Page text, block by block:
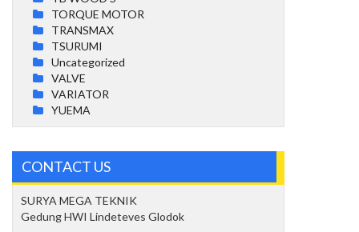
TORQUE MOTOR
TRANSMAX
TSURUMI
Uncategorized
VALVE
VARIATOR
YUEMA
CONTACT US
SURYA MEGA TEKNIK
Gedung HWI Lindeteves Glodok